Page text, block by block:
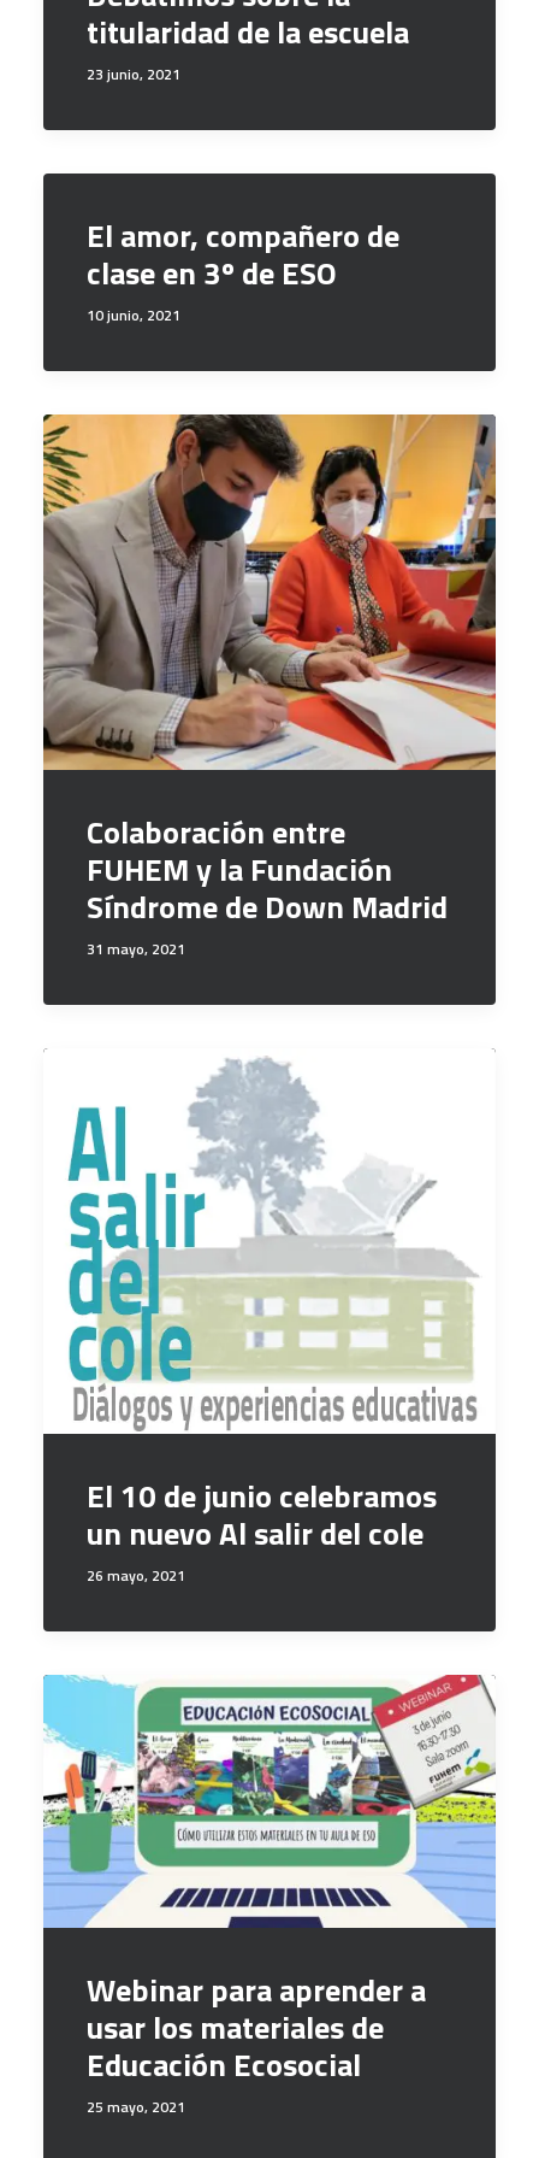
titularidad de la escuela
23 junio, 2021
El amor, compañero de
clase en 3º de ESO
10 junio, 2021
Colaboración entre
FUHEM y la Fundación
Síndrome de Down Madrid
31 mayo, 2021
El 10 de junio celebramos
un nuevo Al salir del cole
26 mayo, 2021
Webinar para aprender a
usar los materiales de
Educación Ecosocial
25 mayo, 2021